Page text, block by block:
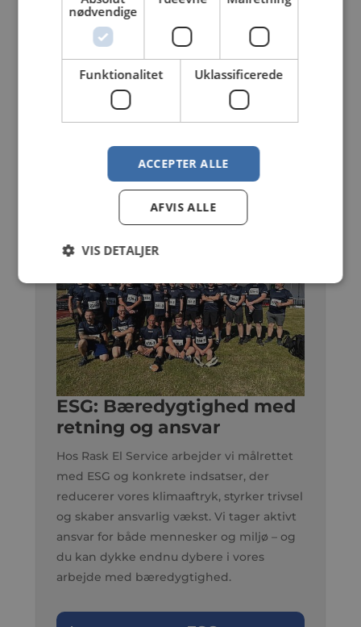
forankret
Brandteknik
og sikring
Læs vores nyeste ESG rapport
ESG: Bæredygtighed med
retning og ansvar
Hos Rask El Service arbejder vi målrettet
med ESG og konkrete indsatser, der
reducerer vores klimaaftryk, styrker trivsel
og skaber ansvarlig vækst. Vi tager aktivt
ansvar for både mennesker og miljø – og
du kan dykke endnu dybere i vores
arbejde med bæredygtighed.
nødvendige
Funktionalitet Uklassificerede
ACCEPTER ALLE
AFVIS ALLE
VIS DETALJER